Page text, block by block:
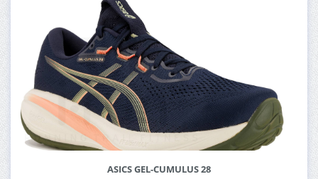
ASICS GEL-CUMULUS 28